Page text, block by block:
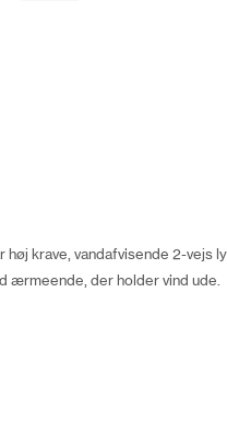
krave, vandafvisende 2-vejs
ærmeende, der holder vind ude.